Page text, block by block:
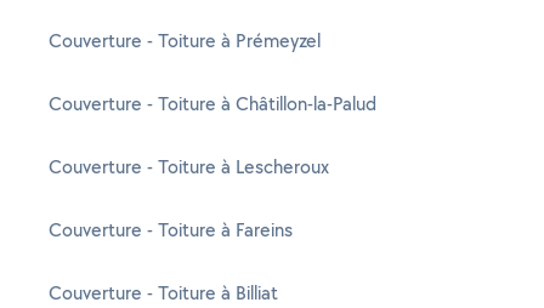
Couverture - Toiture à Prémeyzel
Couverture - Toiture à Châtillon-la-Palud
Couverture - Toiture à Lescheroux
Couverture - Toiture à Fareins
Couverture - Toiture à Billiat